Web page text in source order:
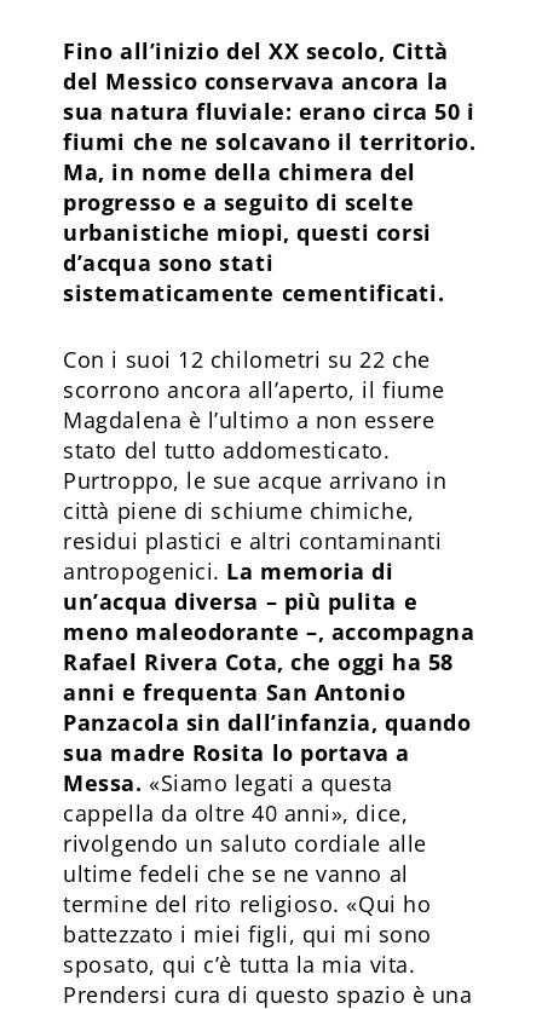
Fino all’inizio del XX secolo, Città
del Messico conservava ancora la
sua natura fluviale: erano circa 50 i
fiumi che ne solcavano il territorio.
Ma, in nome della chimera del
progresso e a seguito di scelte
urbanistiche miopi, questi corsi
d’acqua sono stati
sistematicamente cementificati.
Con i suoi 12 chilometri su 22 che
scorrono ancora all’aperto, il fiume
Magdalena è l’ultimo a non essere
stato del tutto addomesticato.
Purtroppo, le sue acque arrivano in
città piene di schiume chimiche,
residui plastici e altri contaminanti
antropogenici. La memoria di
un’acqua diversa – più pulita e
meno maleodorante –, accompagna
Rafael Rivera Cota, che oggi ha 58
anni e frequenta San Antonio
Panzacola sin dall’infanzia, quando
sua madre Rosita lo portava a
Messa. «Siamo legati a questa
cappella da oltre 40 anni», dice,
rivolgendo un saluto cordiale alle
ultime fedeli che se ne vanno al
termine del rito religioso. «Qui ho
battezzato i miei figli, qui mi sono
sposato, qui c’è tutta la mia vita.
Prendersi cura di questo spazio è una